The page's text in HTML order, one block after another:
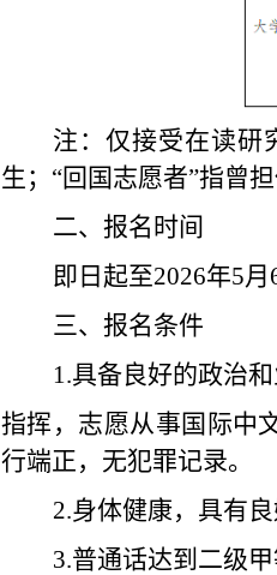
注：仅接受在读研
生；“回国志愿者”指曾
二、报名时间
即日起至2026年5月
三、报名条件
1.具备良好的政治
指挥，志愿从事国际中
行端正，无犯罪记录。
2.身体健康，具有
3.普通话达到二级